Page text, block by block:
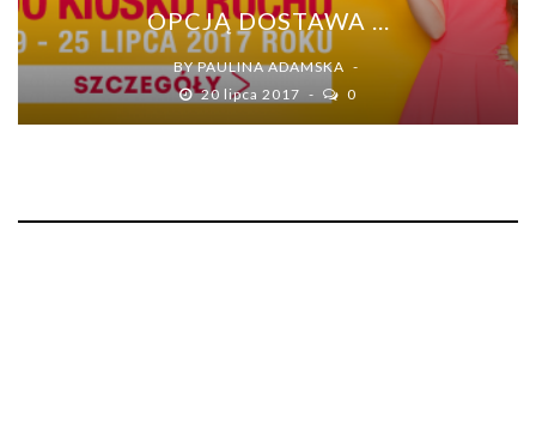
OPCJĄ DOSTAWA ...
BYPAULINA ADAMSKA
20 lipca 2017
0